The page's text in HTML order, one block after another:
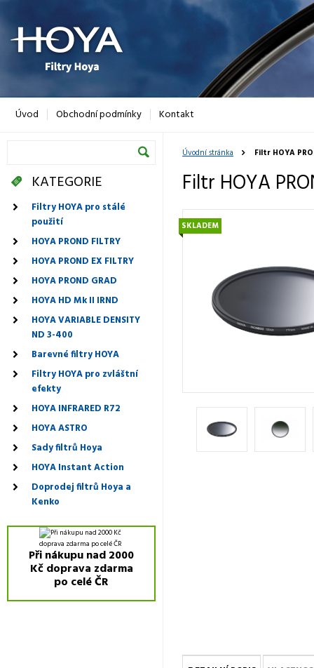
Úvodní stránka Filtr HOYA
Filtr HOYA
SKLADEM
KATEGORIE
Filtry HOYA pro stálé
použití
HOYA PROND FILTRY
HOYA PROND EX FILTRY
HOYA PROND GRAD
HOYA HD Mk II IRND
HOYA VARIABLE DENSITY
ND 3-400
Barevné filtry HOYA
Filtry HOYA pro zvláštní
efekty
HOYA INFRARED R72
HOYA ASTRO
Sady filtrů Hoya
HOYA Instant Action
Doprodej filtrů Hoya a
Kenko
Při nákupu nad 2000
Kč doprava zdarma
po celé ČR
Úvod Obchodní podmínky Kontakt